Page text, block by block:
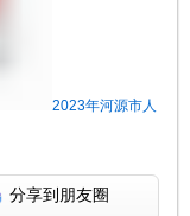
2023年河源市人
分享到朋友圈